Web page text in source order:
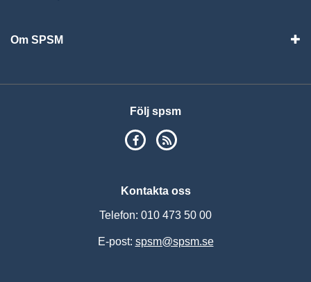
Om SPSM
Följ spsm
SPSM på Facebook
Kontakta oss
Telefon: 010 473 50 00
E-post: spsm@spsm.se